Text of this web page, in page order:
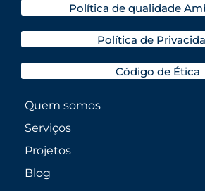
Política de qualidade
Política de
Código de Ética
Quem somos
Serviços
Projetos
Blog